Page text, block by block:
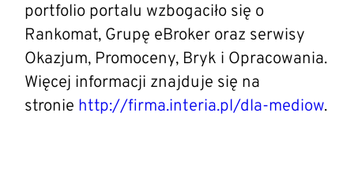
portfolio portalu wzbogaciło się o
Rankomat, Grupę eBroker oraz serwisy
Okazjum, Promoceny, Bryk i Opracowania.
Więcej informacji znajduje się na
stronie http://firma.interia.pl/dla-mediow.